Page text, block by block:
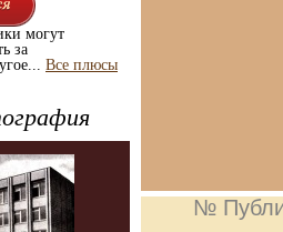
могут
за
Все плюсы
№